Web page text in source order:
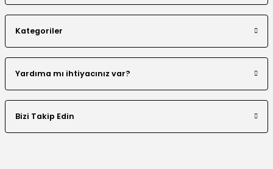
Renk Bloklu Şerit Taş Detaylı Abaya
Kategoriler
Yardıma mı ihtiyacınız var?
Bizi Takip Edin